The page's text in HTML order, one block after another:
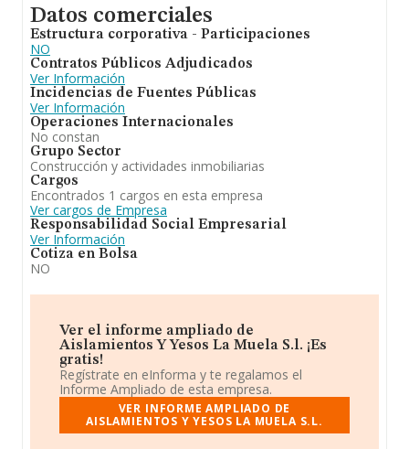
Datos comerciales
Estructura corporativa - Participaciones
NO
Contratos Públicos Adjudicados
Ver Información
Incidencias de Fuentes Públicas
Ver Información
Operaciones Internacionales
No constan
Grupo Sector
Construcción y actividades inmobiliarias
Cargos
Encontrados 1 cargos en esta empresa
Ver cargos de Empresa
Responsabilidad Social Empresarial
Ver Información
Cotiza en Bolsa
NO
Ver el informe ampliado de
Aislamientos Y Yesos La Muela S.l. ¡Es
gratis!
Regístrate en eInforma y te regalamos el
Informe Ampliado de esta empresa.
VER INFORME AMPLIADO DE
AISLAMIENTOS Y YESOS LA MUELA S.L.